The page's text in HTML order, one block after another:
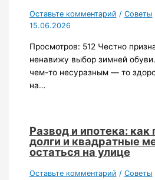
Оставьте комментарий / Советы
15.06.2026
Просмотров: 512 Честно
ненавижу выбор зимней
чем-то несуразным — то
на…
Развод и ипотека: как
долги и квадратные
остаться на улице
Оставьте комментарий / Советы